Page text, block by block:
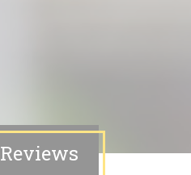
Reviews